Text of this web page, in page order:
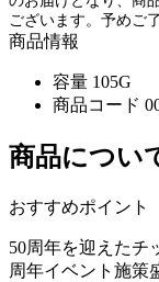
ございます。予めご
商品情報
容量 105G
商品コード
商品につい
おすすめポイント
50周年を迎えたチ
周年イベント施策